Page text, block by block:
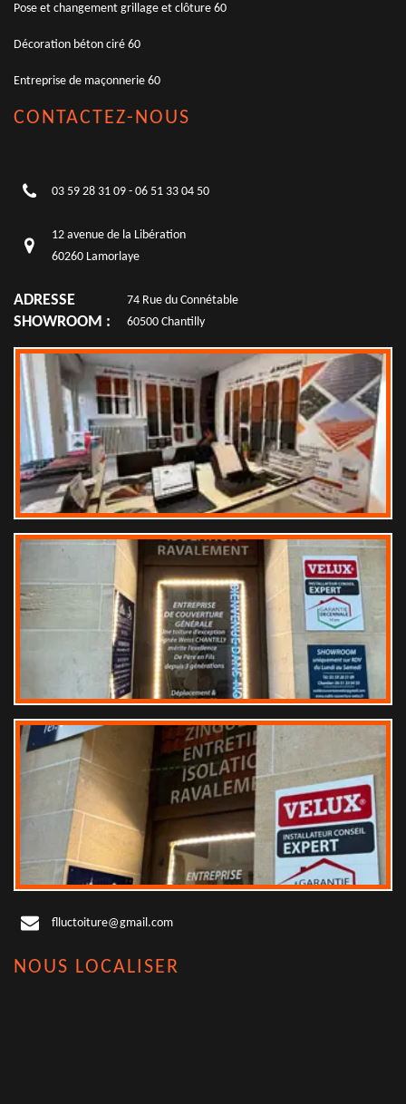
Pose et changement grillage et clôture 60
Décoration béton ciré 60
Entreprise de maçonnerie 60
CONTACTEZ-NOUS
03 59 28 31 09 - 06 51 33 04 50
12 avenue de la Libération
60260 Lamorlaye
ADRESSE
SHOWROOM :
74 Rue du Connétable
60500 Chantilly
flluctoiture@gmail.com
NOUS LOCALISER